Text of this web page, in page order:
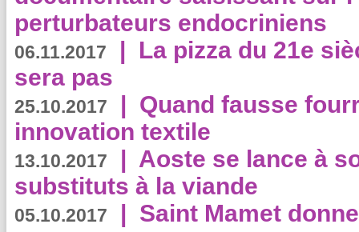
perturbateurs endocriniens
06.11.2017 | La pizza du 21e
sera pas
25.10.2017 | Quand fausse
innovation textile
13.10.2017 | Aoste se lance à
substituts à la viande
05.10.2017 | Saint Mamet